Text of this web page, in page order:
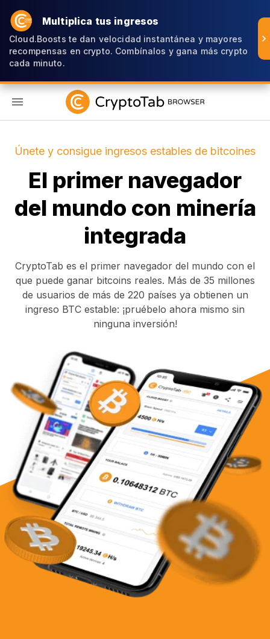
Multiplica tus ingresos
Cloud.Boosts te dan velocidad instantánea y mayores
recompensas en crypto. Combínalos y gana más crypto
cada minuto.
Únete y consigue ingresos estables de bitcoines
El primer navegador
del mundo con minería
integrada
CryptoTab es el primer navegador del mundo con el
que puede ganar bitcoins reales. Más de 35 millones
de usuarios de más de 220 países ya obtienen un
ingreso BTC estable: ¡pruébelo ahora mismo sin
ninguna inversión!